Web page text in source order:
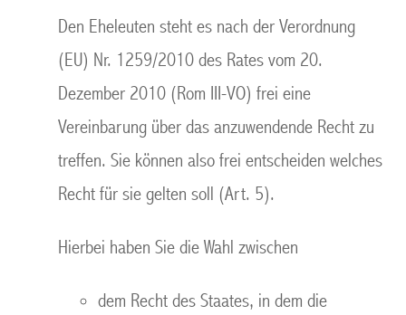
Den Eheleuten steht es nach der Verordnung
(EU) Nr. 1259/2010 des Rates vom 20.
Dezember 2010 (Rom III-VO) frei eine
Vereinbarung über das anzuwendende Recht zu
treffen. Sie können also frei entscheiden welches
Recht für sie gelten soll (Art. 5).
Hierbei haben Sie die Wahl zwischen
dem Recht des Staates, in dem die